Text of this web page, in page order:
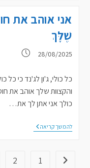
"עם
סיכויים
מתחתנים"
אני אוהב את
שֶׁלָּךְ
פורסם:
28/08/2025
כל כולי, ג'ון לג'נד כי כל
והקצוות שלך אוהב את
כולך אני אתן לך את…
להמשך קריאהאני
אוהב
השלמות
המושלם
מעבר לעמוד הקודם
1
2